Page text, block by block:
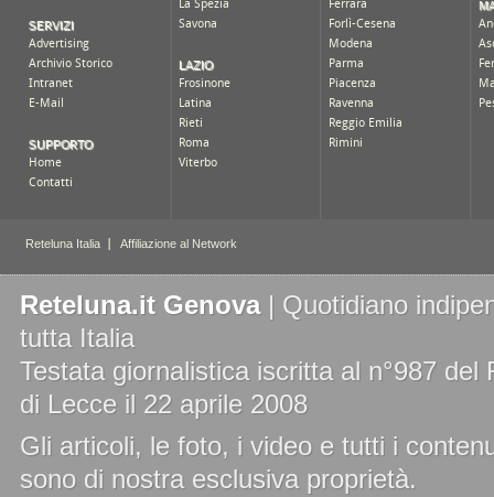
Reteluna.it Genova| Quotidiano
tutta Italia
Testata giornalistica iscritta al n°987
di Lecce il 22 aprile 2008
Gli articoli, le foto, i video e tutti i
sono di nostra esclusiva proprietà.